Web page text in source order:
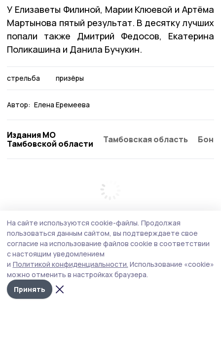
У Елизаветы Филиной, Марии Клюевой и Артёма
Мартынова пятый результат. В десятку лучших
попали также Дмитрий Федосов, Екатерина
Поликашина и Данила Бучукин.
стрельба призёры
Автор: Елена Еремеева
Издания МО
Тамбовской области
Тамбовская область
На сайте используются cookie-файлы. Продолжая
пользоваться данным сайтом, вы подтверждаете свое
согласие на использование файлов cookie в соответствии
с настоящим уведомлением
и Политикой конфиденциальности. Использование «cookie»
можно отменить в настройках браузера.
Принять